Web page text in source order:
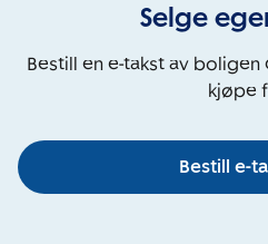
Selge
Bestill en e-takst av boligen
kjøpe
Bestill e-